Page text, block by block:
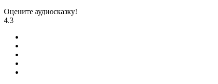
Оцените аудиосказку!
4.3